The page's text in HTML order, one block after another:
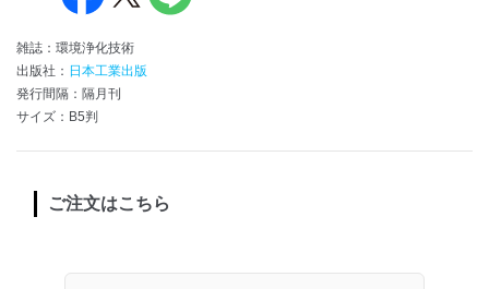
雑誌：環境浄化技術
出版社： 日本工業出版
発行間隔：隔月刊
サイズ：B5判
ご注文はこちら